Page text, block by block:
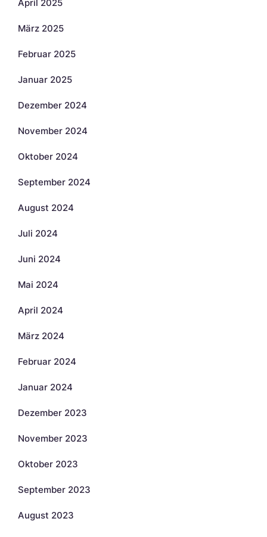
April 2025
März 2025
Februar 2025
Januar 2025
Dezember 2024
November 2024
Oktober 2024
September 2024
August 2024
Juli 2024
Juni 2024
Mai 2024
April 2024
März 2024
Februar 2024
Januar 2024
Dezember 2023
November 2023
Oktober 2023
September 2023
August 2023